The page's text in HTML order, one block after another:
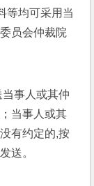
等均可采用当
员会仲裁院
事人或其仲
当事人或其
有约定的,按
送。